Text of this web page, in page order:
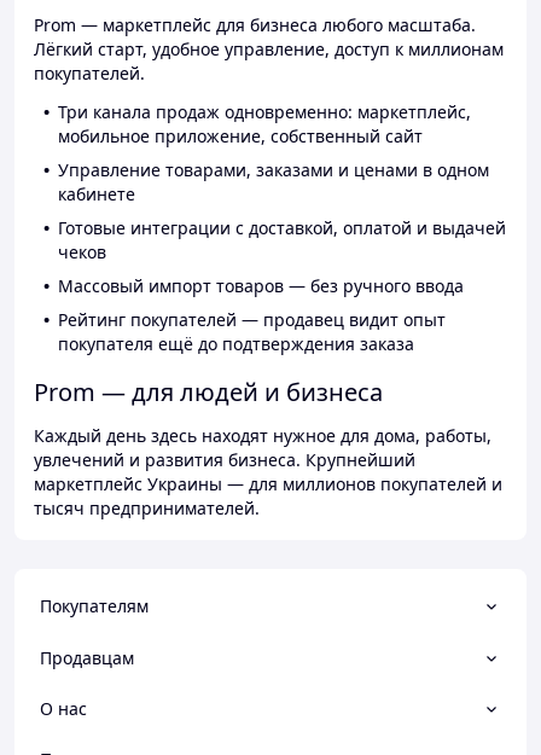
Prom — маркетплейс для бизнеса любого масштаба.
Лёгкий старт, удобное управление, доступ к миллионам
покупателей.
Три канала продаж одновременно: маркетплейс,
мобильное приложение, собственный сайт
Управление товарами, заказами и ценами в одном
кабинете
Готовые интеграции с доставкой, оплатой и выдачей
чеков
Массовый импорт товаров — без ручного ввода
Рейтинг покупателей — продавец видит опыт
покупателя ещё до подтверждения заказа
Prom — для людей и бизнеса
Каждый день здесь находят нужное для дома, работы,
увлечений и развития бизнеса. Крупнейший
маркетплейс Украины — для миллионов покупателей и
тысяч предпринимателей.
Покупателям
Продавцам
О нас